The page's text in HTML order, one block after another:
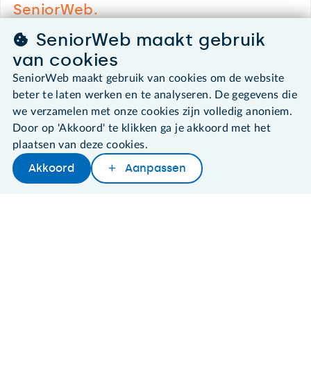
Later lezenDelenWoordenboek
SeniorWeb.
030 - 276 99 65
leden@seniorweb.nl
©2026 SeniorWeb
Algemene voorwaarden
Cookies en cookie-instellingen
SeniorWeb maakt gebruik
van cookies
SeniorWeb maakt gebruik van cookies om de website
beter te laten werken en te analyseren. De gegevens die
we verzamelen met onze cookies zijn volledig anoniem.
Door op 'Akkoord' te klikken ga je akkoord met het
plaatsen van deze cookies.
Akkoord Aanpassen